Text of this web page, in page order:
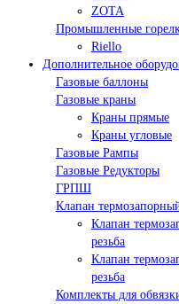
ZOTA
Промышленные
Riello
Дополнительное
Газовые баллоны
Газовые краны
Краны прямые
Краны угловые
Газовые Рампы
Газовые Редукторы
ГРПШ
Клапан
Клапан
резьба
Клапан
резьба
Комплекты для